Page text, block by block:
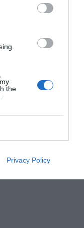
the
Privacy Policy